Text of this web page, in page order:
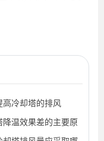
高冷却塔的排风
样提高心里素质?
降温效果差的主要原